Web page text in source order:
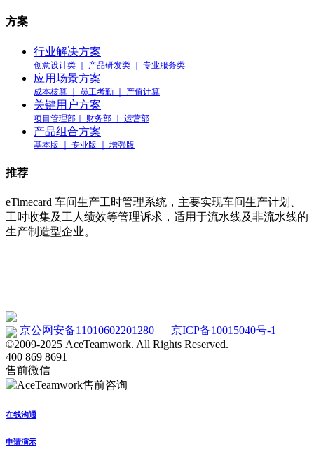
方案
行业解决方案
创意设计类 ｜ 产品研发类 ｜ 专业服务类
应用场景方案
成本核算 ｜ 员工考勤 ｜ 产值计算
关键用户方案
项目管理部｜ 财务部 ｜ 运营部
产品组合方案
基本版 ｜ 专业版 ｜ 增强版
推荐
eTimecard 车间生产工时管理系统，主要实现车间生产计划、
工时收集及工人绩效等管理诉求，适用于流水线及非流水线的
生产制造型企业。
京公网安备11010602201280
京ICP备10015040号-1
©2009-2025 AceTeamwork. All Rights Reserved.
400 869 8691
售前微信
在线沟通
申请演示